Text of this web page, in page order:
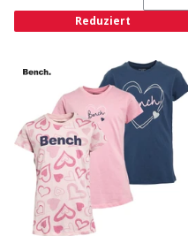
Reduziert